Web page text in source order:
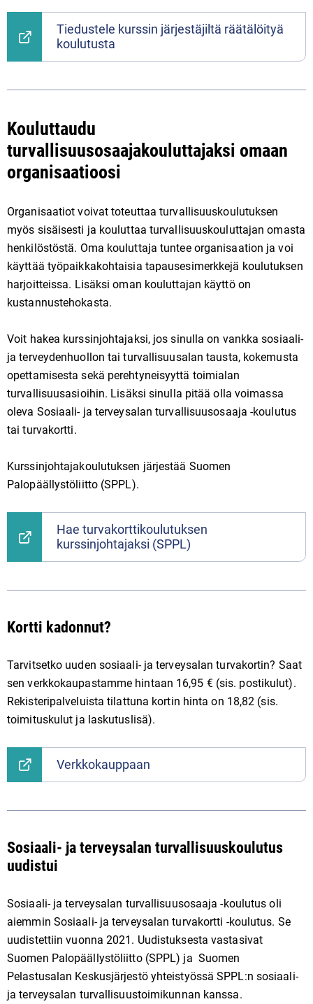
Tiedustele kurssin järjestäjiltä räätälöityä
koulutusta
Kouluttaudu
turvallisuusosaajakouluttajaksi omaan
organisaatioosi
Organisaatiot voivat toteuttaa turvallisuuskoulutuksen
myös sisäisesti ja kouluttaa turvallisuuskouluttajan omasta
henkilöstöstä. Oma kouluttaja tuntee organisaation ja voi
käyttää työpaikkakohtaisia tapausesimerkkejä koulutuksen
harjoitteissa. Lisäksi oman kouluttajan käyttö on
kustannustehokasta.
Voit hakea kurssinjohtajaksi, jos sinulla on vankka sosiaali-
ja terveydenhuollon tai turvallisuusalan tausta, kokemusta
opettamisesta sekä perehtyneisyyttä toimialan
turvallisuusasioihin. Lisäksi sinulla pitää olla voimassa
oleva Sosiaali- ja terveysalan turvallisuusosaaja -koulutus
tai turvakortti.
Kurssinjohtajakoulutuksen järjestää Suomen
Palopäällystöliitto (SPPL).
Hae turvakorttikoulutuksen
kurssinjohtajaksi (SPPL)
Kortti kadonnut?
Tarvitsetko uuden sosiaali- ja terveysalan turvakortin? Saat
sen verkkokaupastamme hintaan 16,95 € (sis. postikulut).
Rekisteripalveluista tilattuna kortin hinta on 18,82 (sis.
toimituskulut ja laskutuslisä).
Verkkokauppaan
Sosiaali- ja terveysalan turvallisuuskoulutus
uudistui
Sosiaali- ja terveysalan turvallisuusosaaja -koulutus oli
aiemmin Sosiaali- ja terveysalan turvakortti -koulutus. Se
uudistettiin vuonna 2021. Uudistuksesta vastasivat
Suomen Palopäällystöliitto (SPPL) ja Suomen
Pelastusalan Keskusjärjestö yhteistyössä SPPL:n sosiaali-
ja terveysalan turvallisuustoimikunnan kanssa.